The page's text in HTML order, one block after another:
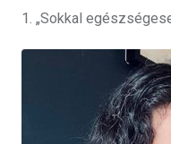
1. „Sokkal